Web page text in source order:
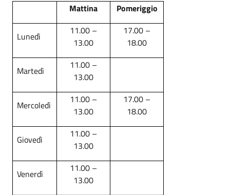
Mattina Pomeriggio
Lunedì
11.00 –
13.00
17.00 –
18.00
Martedì
11.00 –
13.00
Mercoledì
11.00 –
13.00
17.00 –
18.00
Giovedì
11.00 –
13.00
Venerdì
11.00 –
13.00